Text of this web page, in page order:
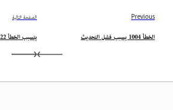
Previous
الخطأ 1004 يسبب فشل التحديث
الصفحة التالية
يتسبب الخطأ 1722 في فشل التثبيت أو التحديث